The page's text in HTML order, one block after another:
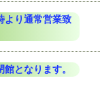
より通常営業致
となります。